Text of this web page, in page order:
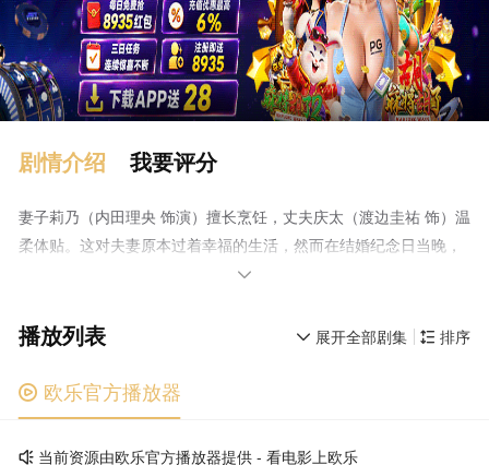
剧情介绍 我要评分
妻子莉乃（内田理央 饰演）擅长烹饪，丈夫庆太（渡边圭祐 饰）温
柔体贴。这对夫妻原本过着幸福的生活，然而在结婚纪念日当晚，
一段突如其来的直播视频彻底粉碎了莉乃的日常。视频中，戴着面
密会现场，在愤怒之下将丈夫庆太乱刀刺死。 然而，莉乃随即
发现自己回到了“丈夫出轨被揭穿的那一天”。为了向丈夫和情人复
仇，她尝试了各种方法，但每一次都以丧命告终，并再次回到过

 排序
 展开全部剧集
播放列表
 欧乐官方播放器
当前资源由欧乐官方播放器提供 - 看电影上欧乐